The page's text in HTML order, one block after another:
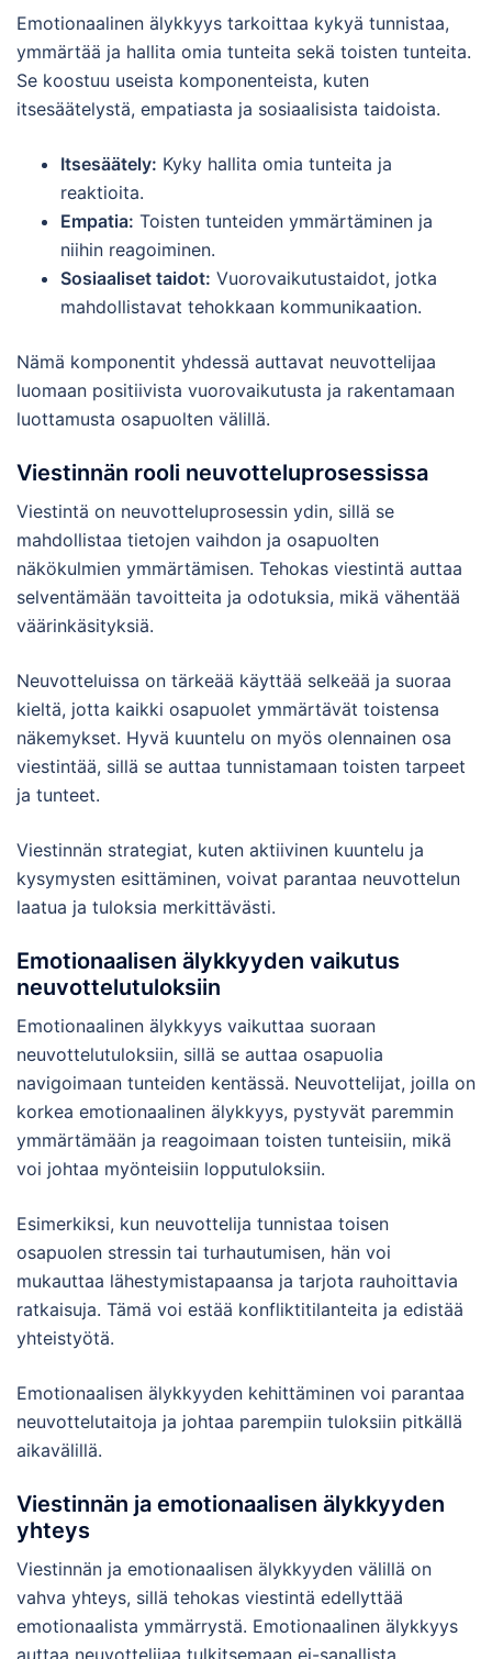
Emotionaalinen älykkyys tarkoittaa kykyä tunnistaa,
ymmärtää ja hallita omia tunteita sekä toisten tunteita.
Se koostuu useista komponenteista, kuten
itsesäätelystä, empatiasta ja sosiaalisista taidoista.
Itsesäätely: Kyky hallita omia tunteita ja
reaktioita.
Empatia: Toisten tunteiden ymmärtäminen ja
niihin reagoiminen.
Sosiaaliset taidot: Vuorovaikutustaidot, jotka
mahdollistavat tehokkaan kommunikaation.
Nämä komponentit yhdessä auttavat neuvottelijaa
luomaan positiivista vuorovaikutusta ja rakentamaan
luottamusta osapuolten välillä.
Viestinnän rooli neuvotteluprosessissa
Viestintä on neuvotteluprosessin ydin, sillä se
mahdollistaa tietojen vaihdon ja osapuolten
näkökulmien ymmärtämisen. Tehokas viestintä auttaa
selventämään tavoitteita ja odotuksia, mikä vähentää
väärinkäsityksiä.
Neuvotteluissa on tärkeää käyttää selkeää ja suoraa
kieltä, jotta kaikki osapuolet ymmärtävät toistensa
näkemykset. Hyvä kuuntelu on myös olennainen osa
viestintää, sillä se auttaa tunnistamaan toisten tarpeet
ja tunteet.
Viestinnän strategiat, kuten aktiivinen kuuntelu ja
kysymysten esittäminen, voivat parantaa neuvottelun
laatua ja tuloksia merkittävästi.
Emotionaalisen älykkyyden vaikutus
neuvottelutuloksiin
Emotionaalinen älykkyys vaikuttaa suoraan
neuvottelutuloksiin, sillä se auttaa osapuolia
navigoimaan tunteiden kentässä. Neuvottelijat, joilla on
korkea emotionaalinen älykkyys, pystyvät paremmin
ymmärtämään ja reagoimaan toisten tunteisiin, mikä
voi johtaa myönteisiin lopputuloksiin.
Esimerkiksi, kun neuvottelija tunnistaa toisen
osapuolen stressin tai turhautumisen, hän voi
mukauttaa lähestymistapaansa ja tarjota rauhoittavia
ratkaisuja. Tämä voi estää konfliktitilanteita ja edistää
yhteistyötä.
Emotionaalisen älykkyyden kehittäminen voi parantaa
neuvottelutaitoja ja johtaa parempiin tuloksiin pitkällä
aikavälillä.
Viestinnän ja emotionaalisen älykkyyden
yhteys
Viestinnän ja emotionaalisen älykkyyden välillä on
vahva yhteys, sillä tehokas viestintä edellyttää
emotionaalista ymmärrystä. Emotionaalinen älykkyys